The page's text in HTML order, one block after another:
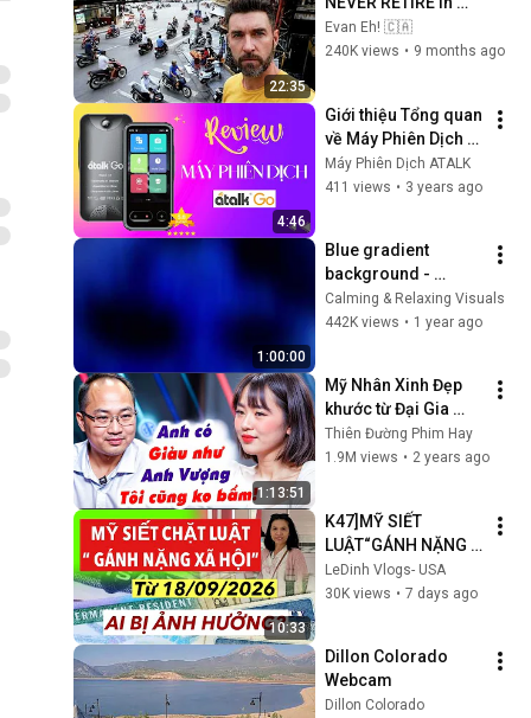
22:35
Vietnam 9 Reasons
Evan Eh! 🇨🇦
240K views • 9 months ago
4:46
Giới thiệu Tổng quan
về Máy Phiên Dịch
Atalk Go | Dịch
Nhanh & Chính Xác
Máy Phiên Dịch ATALK
411 views • 3 years ago
1:00:00
Blue gradient
background -
screensaver, mood
lighting, ambiance,
Calming & Relaxing Visuals
442K views • 1 year ago
1:13:51
Mỹ Nhân Xinh Đẹp
khước từ Đại Gia
Nhiều Tiền vì lý do
khó hiểu đến Quyền
Thiên Đường Phim Hay
1.9M views • 2 years ago
10:33
K47]MỸ SIẾT
LUẬT“GÁNH NẶNG
XÃ HỘI_SSI/FOOD
STAMPS/MEDICAID/
CẮT KHÔNG?
LeDinh Vlogs- USA
30K views • 7 days ago
Dillon Colorado
Webcam
Dillon Colorado